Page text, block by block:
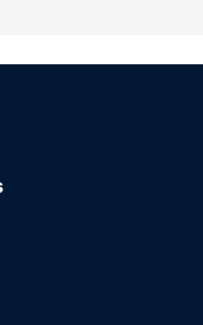
desk,